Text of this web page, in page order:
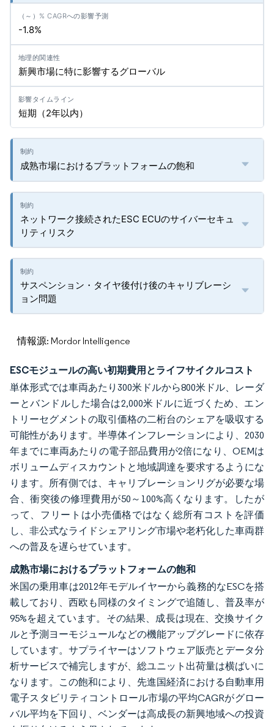
-1.8%
新興市場に特に影響するグローバル
短期（2年以内）
成熟市場におけるプラットフォームの飽和
ネットワーク接続されたESC ECUのサイバーセキュ
リティリスク
サスペンション・タイヤ後付け後のキャリブレーシ
ョン問題
情報源: Mordor Intelligence
ESCモジュールの高い初期費用とライフサイクルコスト
単体形式では車両あたり300米ドルから800米ドル、レーダ
ーとバンドルした場合は2,000米ドルに近づくため、エン
トリーセグメントの取引価格の二桁台のシェアを吸収する
可能性があります。半導体インフレーションにより、2030
年までに車両あたりの電子部品費用が2倍になり、OEMは
ボリュームディスカウントと地域調達を要求するようにな
ります。所有側では、キャリブレーションリグが必要な場
合、衝突後の修理費用が50～100%高くなります。したが
って、フリートは小売価格ではなく総所有コストを評価
し、非公式なライドシェアリング市場や老朽化した車両群
への普及を遅らせています。
成熟市場におけるプラットフォームの飽和
米国の乗用車は2012年モデルイヤーから義務的なESCを搭
載しており、西欧も同様のタイミングで追随し、普及率が
95%を超えています。その結果、成長は現在、交換サイク
ルと予測ヨーモジュールなどの機能アップグレードに依存
しています。サプライヤーはソフトウェア販売とデータ分
析サービスで補完しますが、総ユニット出荷量は横ばいに
なります。この飽和により、先進国経済における自動車用
電子スタビリティコントロール市場の平均CAGRがグロー
バル平均を下回り、ベンダーは高成長の新興地域への投資